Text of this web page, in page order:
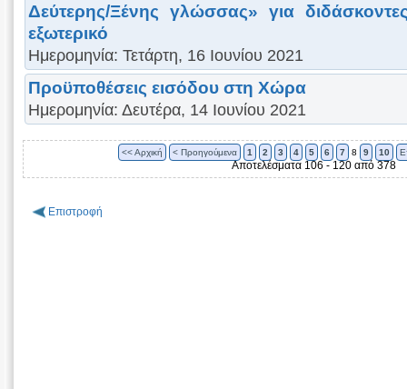
Δεύτερης/Ξένης γλώσσας» για
εξωτερικό
Ημερομηνία: Τετάρτη, 16 Ιουνίου 2021
Προϋποθέσεις εισόδου στη Χώρα
Ημερομηνία: Δευτέρα, 14 Ιουνίου 2021
<< Αρχική < Προηγούμενα 1 2 3 4 5 6 7 8 9 10
Αποτελέσματα 106 - 120 από 378
Επιστροφή